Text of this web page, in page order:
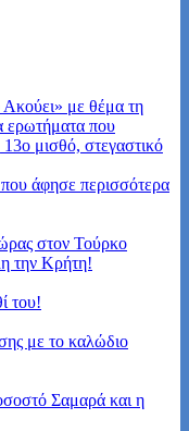
άφησε περισσότερα
στον Τούρκο
την Κρήτη!
του!
με το καλώδιο
Σαμαρά και η